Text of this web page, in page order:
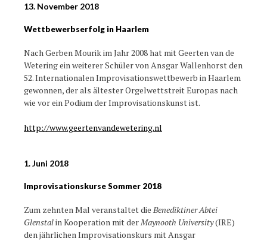
13. November 2018
Wettbewerbserfolg in Haarlem
Nach Gerben Mourik im Jahr 2008 hat mit Geerten van de
Wetering ein weiterer Schüler von Ansgar Wallenhorst den
52. Internationalen Improvisationswettbewerb in Haarlem
gewonnen, der als ältester Orgelwettstreit Europas nach
wie vor ein Podium der Improvisationskunst ist.
http://www.geertenvandewetering.nl
1. Juni 2018
Improvisationskurse Sommer 2018
Zum zehnten Mal veranstaltet die Benediktiner Abtei
Glenstalin Kooperation mit derMaynooth University(IRE)
den jährlichen Improvisationskurs mit Ansgar